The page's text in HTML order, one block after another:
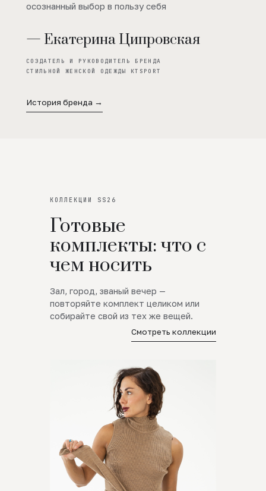
осознанный выбор в пользу себя
— Екатерина Ципровская
СОЗДАТЕЛЬ И РУКОВОДИТЕЛЬ БРЕНДА
СТИЛЬНОЙ ЖЕНСКОЙ ОДЕЖДЫ KTSPORT
История бренда →
КОЛЛЕКЦИИ SS26
Готовые
комплекты: что с
чем носить
Зал, город, званый вечер —
повторяйте комплект целиком или
собирайте свой из тех же вещей.
Смотреть коллекции